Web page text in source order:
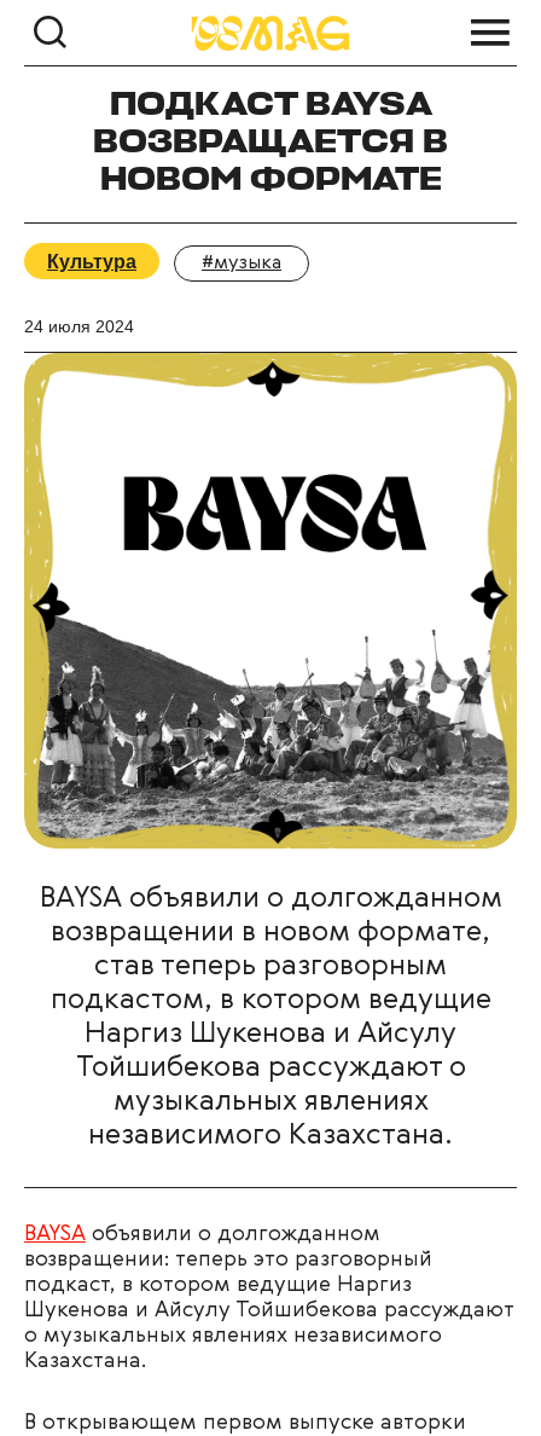
ПОДКАСТ BAYSA
ВОЗВРАЩАЕТСЯ В
НОВОМ ФОРМАТЕ
Культура #музыка
24 июля 2024
BAYSA объявили о долгожданном
возвращении в новом формате,
став теперь разговорным
подкастом, в котором ведущие
Наргиз Шукенова и Айсулу
Тойшибекова рассуждают о
музыкальных явлениях
независимого Казахстана.
BAYSA объявили о долгожданном
возвращении: теперь это разговорный
подкаст, в котором ведущие Наргиз
Шукенова и Айсулу Тойшибекова рассуждают
о музыкальных явлениях независимого
Казахстана.
В открывающем первом выпуске авторки